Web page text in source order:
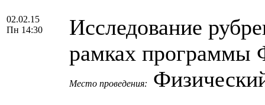
02.02.15
Пн 14:30
Исследование
рамках программы
Место проведения: